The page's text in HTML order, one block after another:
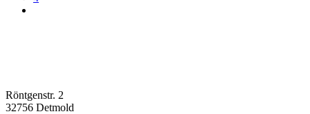
Röntgenstr. 2
32756 Detmold